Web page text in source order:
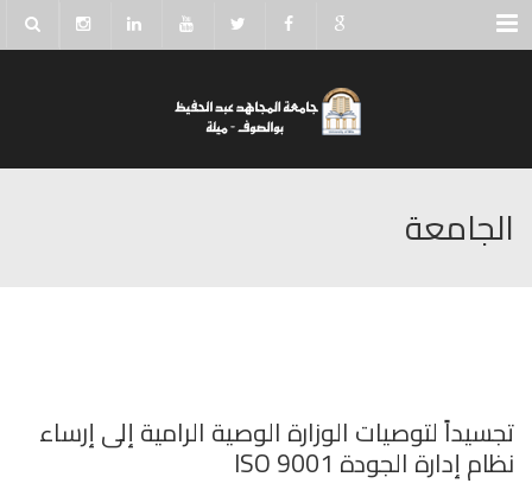
Menu
الجامعة
تجسيداً لتوصيات الوزارة الوصية الرامية إلى إرساء
نظام إدارة الجودة ISO 9001